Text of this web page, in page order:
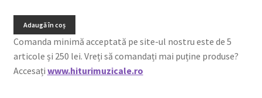
Adaugă în coș
Comanda minimă acceptată pe site-ul nostru este de 5
articole și 250 lei. Vreți să comandați mai puține produse?
Accesați www.hiturimuzicale.ro